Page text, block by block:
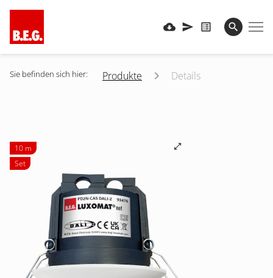
Sie befinden sich hier: Produkte Details
10 m
Set